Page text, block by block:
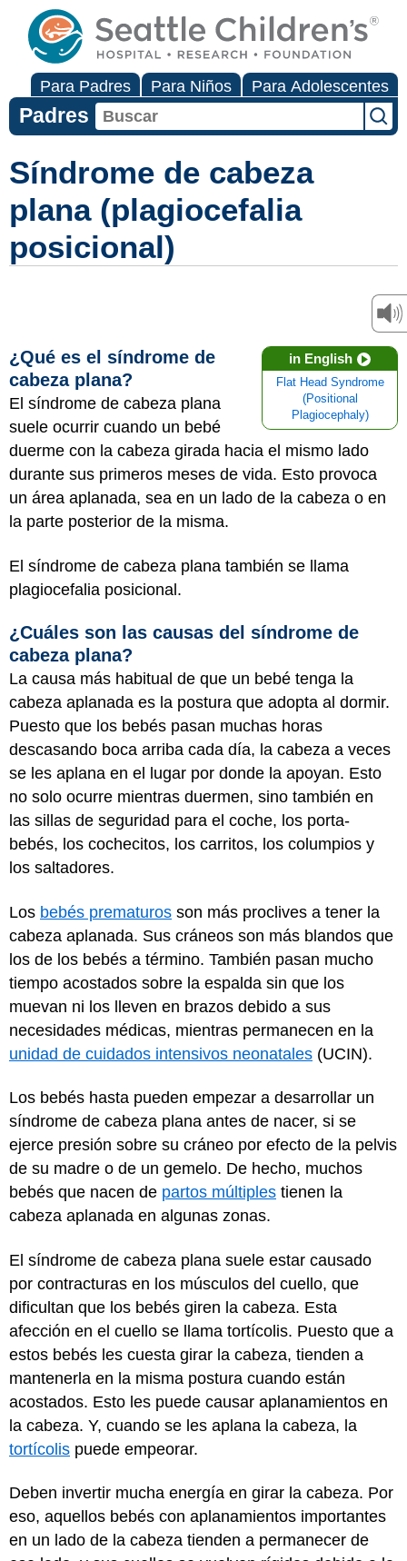
Para Padres Para Niños Para Adolescentes
Padres
Síndrome de cabeza
plana (plagiocefalia
posicional)
in English
Flat Head Syndrome
(Positional
Plagiocephaly)
¿Qué es el síndrome de
cabeza plana?
El síndrome de cabeza plana
suele ocurrir cuando un bebé
duerme con la cabeza girada hacia el mismo lado
durante sus primeros meses de vida. Esto provoca
un área aplanada, sea en un lado de la cabeza o en
la parte posterior de la misma.
El síndrome de cabeza plana también se llama
plagiocefalia posicional.
¿Cuáles son las causas del síndrome de
cabeza plana?
La causa más habitual de que un bebé tenga la
cabeza aplanada es la postura que adopta al dormir.
Puesto que los bebés pasan muchas horas
descasando boca arriba cada día, la cabeza a veces
se les aplana en el lugar por donde la apoyan. Esto
no solo ocurre mientras duermen, sino también en
las sillas de seguridad para el coche, los porta-
bebés, los cochecitos, los carritos, los columpios y
los saltadores.
Los bebés prematuros son más proclives a tener la
cabeza aplanada. Sus cráneos son más blandos que
los de los bebés a término. También pasan mucho
tiempo acostados sobre la espalda sin que los
muevan ni los lleven en brazos debido a sus
necesidades médicas, mientras permanecen en la
unidad de cuidados intensivos neonatales (UCIN).
Los bebés hasta pueden empezar a desarrollar un
síndrome de cabeza plana antes de nacer, si se
ejerce presión sobre su cráneo por efecto de la pelvis
de su madre o de un gemelo. De hecho, muchos
bebés que nacen de partos múltiples tienen la
cabeza aplanada en algunas zonas.
El síndrome de cabeza plana suele estar causado
por contracturas en los músculos del cuello, que
dificultan que los bebés giren la cabeza. Esta
afección en el cuello se llama tortícolis. Puesto que a
estos bebés les cuesta girar la cabeza, tienden a
mantenerla en la misma postura cuando están
acostados. Esto les puede causar aplanamientos en
la cabeza. Y, cuando se les aplana la cabeza, la
tortícolis puede empeorar.
Deben invertir mucha energía en girar la cabeza. Por
eso, aquellos bebés con aplanamientos importantes
en un lado de la cabeza tienden a permanecer de